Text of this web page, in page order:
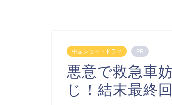
中国ショートドラマ PR
悪意で救急車
じ！結末最終